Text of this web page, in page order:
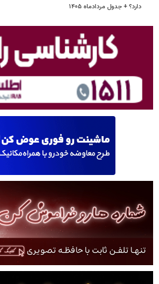
دارد؟ + جدول مردادماه ۱۴۰۵